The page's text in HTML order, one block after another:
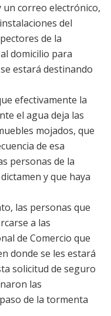
correo electrónico,
del
de la
domicilio para
estará destinando
efectivamente la
el agua deja las
mojados, que
de esa
personas de la
y que haya
las personas que
a las
de Comercio que
donde se les estará
solicitud de seguro
las
de la tormenta